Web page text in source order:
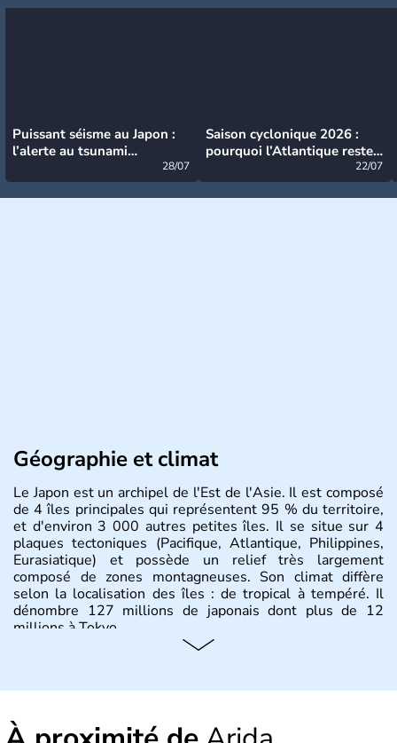
Puissant séisme au Japon :
l’alerte au tsunami
28/07
Saison cyclonique 2026 :
pourquoi l’Atlantique reste
22/07
Géographie et climat
Le Japon est un archipel de l'Est de l'Asie. Il est composé
de 4 îles principales qui représentent 95 % du territoire,
et d'environ 3 000 autres petites îles. Il se situe sur 4
plaques tectoniques (Pacifique, Atlantique, Philippines,
Eurasiatique) et possède un relief très largement
composé de zones montagneuses. Son climat diffère
selon la localisation des îles : de tropical à tempéré. Il
dénombre 127 millions de japonais dont plus de 12
millions à Tokyo.
Il semblerait que le Japon ait été fondé au VIIe siècle
XVIème siècle que le pays commence à s'ouvrir aux